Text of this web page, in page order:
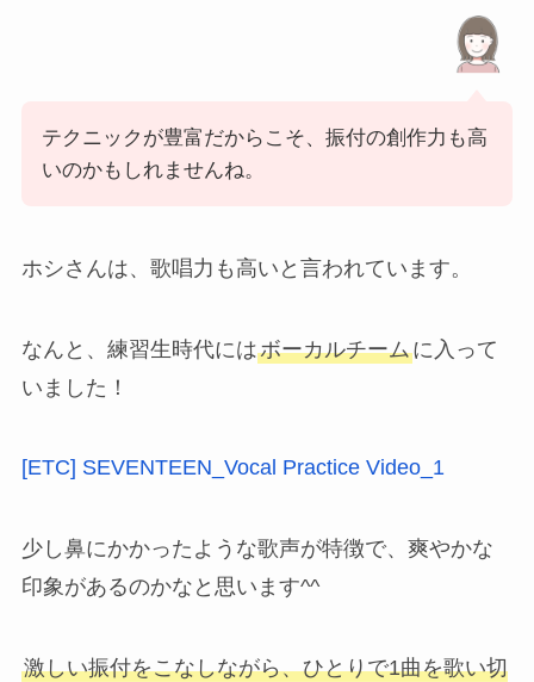
テクニックが豊富だからこそ、振付の創作力も高
いのかもしれませんね。
ホシさんは、歌唱力も高いと言われています。
なんと、練習生時代にはボーカルチームに入って
いました！
[ETC] SEVENTEEN_Vocal Practice Video_1
少し鼻にかかったような歌声が特徴で、爽やかな
印象があるのかなと思います^^
激しい振付をこなしながら、ひとりで1曲を歌い切